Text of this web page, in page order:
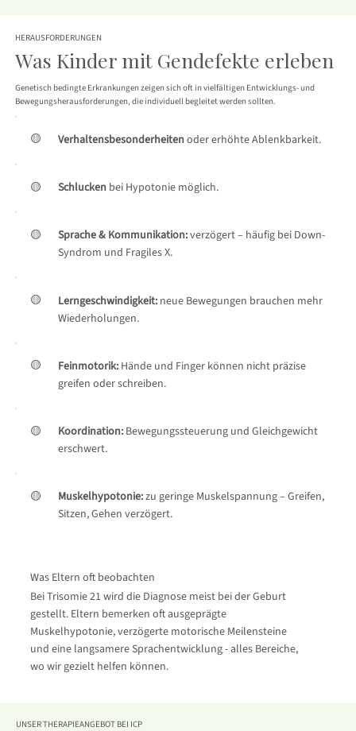
HERAUSFORDERUNGEN
Was Kinder mit Gendefekte erleben
Genetisch bedingte Erkrankungen zeigen sich oft in vielfältigen Entwicklungs- und
Bewegungsherausforderungen, die individuell begleitet werden sollten.
🟡 Verhaltensbesonderheitenoder erhöhte Ablenkbarkeit.
🟡 Schlucken bei Hypotonie möglich.
🟡 Sprache & Kommunikation:verzögert – häufig bei Down-
Syndrom und Fragiles X.
🟡 Lerngeschwindigkeit: neue Bewegungen brauchen mehr
Wiederholungen.
🟡 Feinmotorik: Hände und Finger können nicht präzise
greifen oder schreiben.
🟡 Koordination: Bewegungssteuerung und Gleichgewicht
erschwert.
🟡 Muskelhypotonie:zu geringe Muskelspannung – Greifen,
Sitzen, Gehen verzögert.
Was Eltern oft beobachten
Bei Trisomie 21 wird die Diagnose meist bei der Geburt
gestellt. Eltern bemerken oft ausgeprägte
Muskelhypotonie, verzögerte motorische Meilensteine
und eine langsamere Sprachentwicklung - alles Bereiche,
wo wir gezielt helfen können.
UNSER THERAPIEANGEBOT BEI ICP